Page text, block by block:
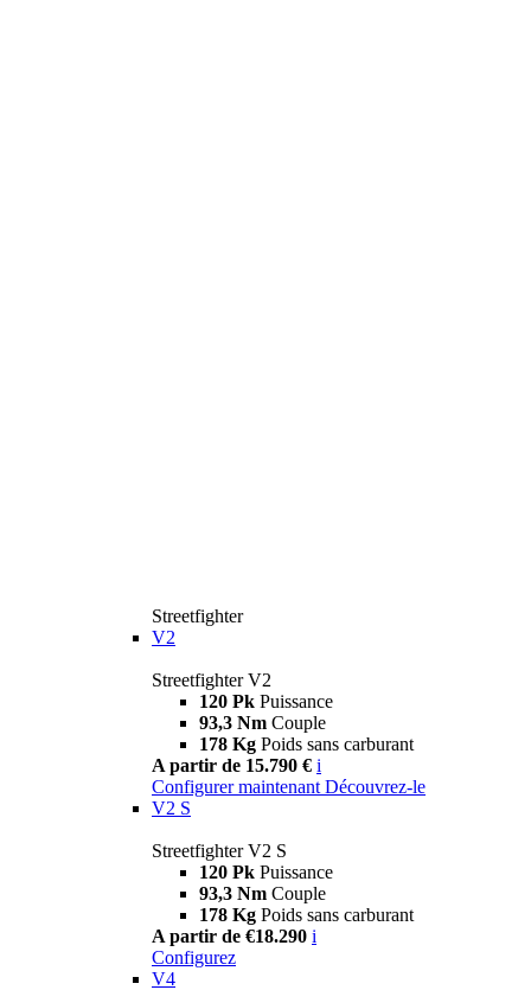
Streetfighter
V2
Streetfighter V2
120 Pk Puissance
93,3 Nm Couple
178 Kg Poids sans carburant
A partir de 15.790 € i
Configurer maintenant Découvrez-le
V2 S
Streetfighter V2 S
120 Pk Puissance
93,3 Nm Couple
178 Kg Poids sans carburant
A partir de €18.290 i
Configurez
V4